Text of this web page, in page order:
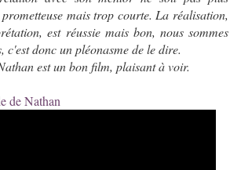
mais trop courte. La réalisation,
est réussie mais bon, nous sommes
c'est donc un pléonasme de le dire.
est un bon film, plaisant à voir.